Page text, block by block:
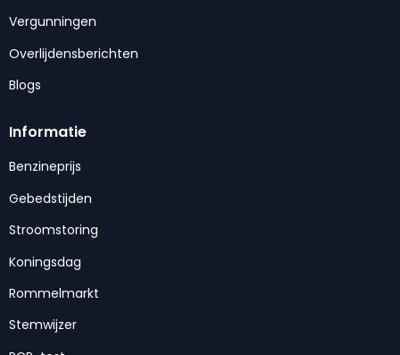
Vergunningen
Overlijdensberichten
Blogs
Informatie
Benzineprijs
Gebedstijden
Stroomstoring
Koningsdag
Rommelmarkt
Stemwijzer